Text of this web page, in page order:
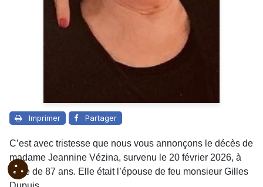
Imprimer Partager
C’est avec tristesse que nous vous annonçons le décès de
madame Jeannine Vézina, survenu le 20 février 2026, à
l’âge de 87 ans. Elle était l’épouse de feu monsieur Gilles